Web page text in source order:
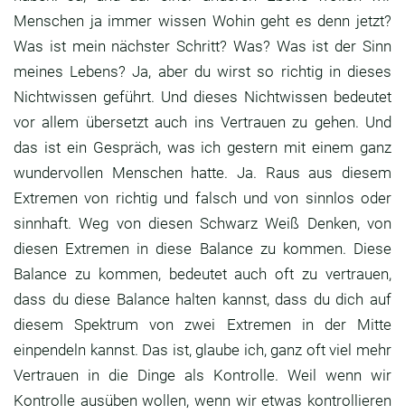
Menschen ja immer wissen Wohin geht es denn jetzt?
Was ist mein nächster Schritt? Was? Was ist der Sinn
meines Lebens? Ja, aber du wirst so richtig in dieses
Nichtwissen geführt. Und dieses Nichtwissen bedeutet
vor allem übersetzt auch ins Vertrauen zu gehen. Und
das ist ein Gespräch, was ich gestern mit einem ganz
wundervollen Menschen hatte. Ja. Raus aus diesem
Extremen von richtig und falsch und von sinnlos oder
sinnhaft. Weg von diesen Schwarz Weiß Denken, von
diesen Extremen in diese Balance zu kommen. Diese
Balance zu kommen, bedeutet auch oft zu vertrauen,
dass du diese Balance halten kannst, dass du dich auf
diesem Spektrum von zwei Extremen
in der Mitte
einpendeln kannst. Das ist, glaube ich, ganz oft viel mehr
Vertrauen in die Dinge als Kontrolle. Weil wenn wir
Kontrolle ausüben wollen, wenn wir etwas kontrollieren